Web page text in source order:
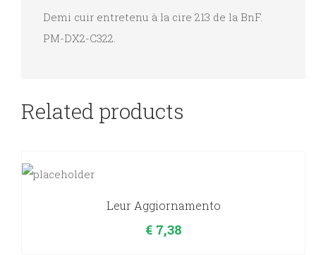
Demi cuir entretenu à la cire 213 de la BnF.
PM-DX2-C322.
Related products
Leur Aggiornamento
€7,38